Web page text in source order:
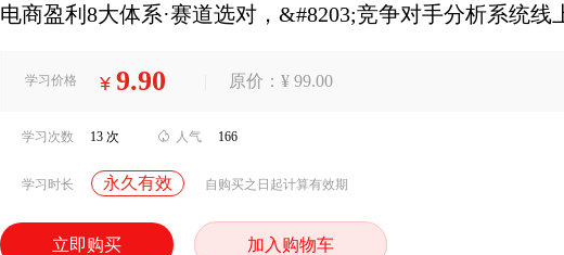
电商盈利8大体系·赛道选对，&#8203;竞争对手分析系统线
学习价格 ¥ 9.90 原价：¥ 99.00
学习次数 13 次  人气 166
学习时长 永久有效 自购买之日起计算有效期
立即购买 加入购物车